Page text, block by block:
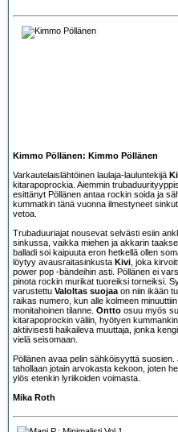
Kimmo Pöllänen: Kimmo Pöllänen
Varkautelaislähtöinen laulaja-lauluntekijä
kitarapoprockia. Aiemmin
esittänyt Pöllänen antaa rockin soida ja
kummatkin tänä vuonna ilmestyneet
vetoa.
Trubaduuriajat nousevat selvästi esiin
sinkussa, vaikka miehen ja akkarin
balladi soi kaipuuta eron hetkellä ollen
löytyy avausraitasinkusta Kivi , joka
power pop -bändeihin asti. Pöllänen ei
pinota rockin murikat tuoreiksi torneiksi.
varustettu Valoltas suojaa on niin ikään
raikas numero, kun alle kolmeen
monitahoinen tilanne. Ontto osuu myös
kitarapoprockin väliin, hyötyen
aktiivisesti haikaileva muuttaja, jonka
vielä seisomaan.
Pöllänen avaa pelin sähköisyyttä
tahollaan jotain arvokasta kekoon, joten
ylös etenkin lyriikoiden voimasta.
Mika Roth